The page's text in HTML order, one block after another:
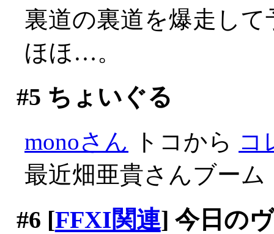
裏道の裏道を爆走し
ほほ…。
#5 ちょいぐる
monoさん トコから コ
最近畑亜貴さんブーム
#6 [FFXI関連] 今日の